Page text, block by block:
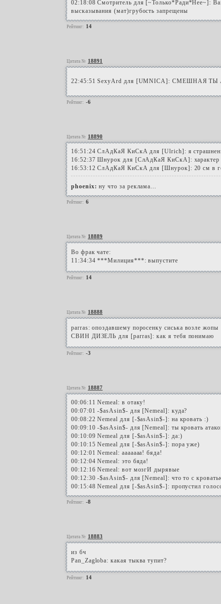
02:18:08 Смотритель для [~Только*Ради*Нее~]:
высказывания (мат)грубость запрещены
Рейтинг: 14
Цитата № 18891
22:45:51 SexyArd для [UMNICA]: СМЕШНАЯ
Рейтинг: -6
Цитата № 18890
16:51:24 СлАдКаЯ КиСкА для [Ulrich]: я
16:52:37 Шнурок для [СлАдКаЯ КиСкА]: характер
16:53:12 СлАдКаЯ КиСкА для [Шнурок]: 20 см в
phoenix: ну что за реклама...
Рейтинг: 6
Цитата № 18889
Во фрак чате:
11:34:34 ***Милиция***: выпустите
Рейтинг: 14
Цитата № 18888
parras: опоздавшему поросенку сиська возле жопы
СВИН ДИЗЕЛЬ для [parras]: как я тебя понимаю
Рейтинг: -3
Цитата № 18887
00:06:11 Nemeal: в отаку!
00:07:01 -$asAsin$- для [Nemeal]: куда?
00:08:22 Nemeal для [-$asAsin$-]: на кровать :)
00:09:10 -$asAsin$- для [Nemeal]: ты кровать
00:10:09 Nemeal для [-$asAsin$-]: да:)
00:10:15 Nemeal для [-$asAsin$-]: пора уже)
00:12:01 Nemeal: ааааааа! бяда!
00:12:04 Nemeal: это бяда!
00:12:16 Nemeal: вот мозгИ дырявые
00:12:30 -$asAsin$- для [Nemeal]: что то с
00:15:48 Nemeal для [-$asAsin$-]: пропустил
Рейтинг: -8
Цитата № 18883
из бч
Pan_Zagloba: какая тыква тупит?
Рейтинг: 14